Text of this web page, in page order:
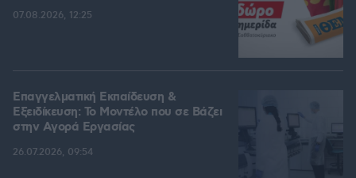
07.08.2026, 12:25
Επαγγελματική Εκπαίδευση &
Εξειδίκευση: Το Mοντέλο που σε Bάζει
στην Aγορά Eργασίας
26.07.2026, 09:54